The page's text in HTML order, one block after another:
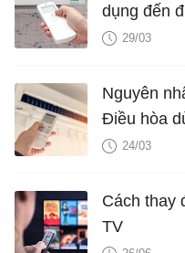
dụng đến
29/03
Nguyên
Điều hòa
24/03
Cách thay
TV